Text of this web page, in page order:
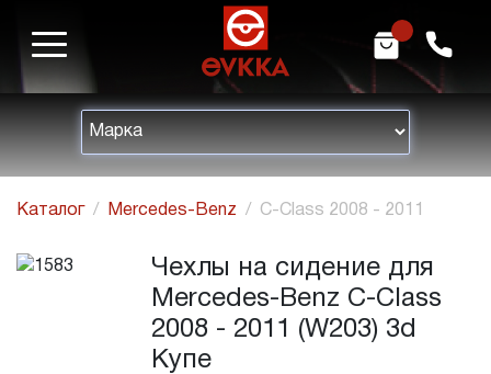
h m
Каталог Mercedes-Benz C-Class 2008 - 2011
Чехлы на сидение для
Mercedes-Benz C-Class
2008 - 2011 (W203) 3d
Купе